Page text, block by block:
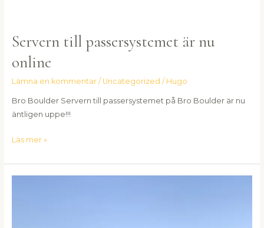
Servern till passersystemet är nu
online
Lämna en kommentar / Uncategorized / Hugo
Bro Boulder Servern till passersystemet på Bro Boulder är nu
äntligen uppe!!!
Läs mer »